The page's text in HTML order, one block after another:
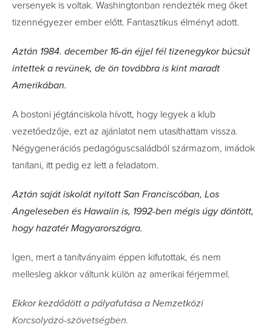
versenyek is voltak. Washingtonban rendezték meg őket
tizennégyezer ember előtt. Fantasztikus élményt adott.
Aztán 1984. december 16-án éjjel fél tizenegykor búcsút
intettek a revünek, de ön továbbra is kint maradt
Amerikában.
A bostoni jégtánciskola hívott, hogy legyek a klub
vezetőedzője, ezt az ajánlatot nem utasíthattam vissza.
Négygenerációs pedagóguscsaládból származom, imádok
tanítani, itt pedig ez lett a feladatom.
Aztán saját iskolát nyitott San Franciscóban, Los
Angeleseben és Hawaiin is, 1992-ben mégis úgy döntött,
hogy hazatér Magyarországra.
Igen, mert a tanítványaim éppen kifutottak, és nem
mellesleg akkor váltunk külön az amerikai férjemmel.
Ekkor kezdődött a pályafutása a Nemzetközi
Korcsolyázó-szövetségben.